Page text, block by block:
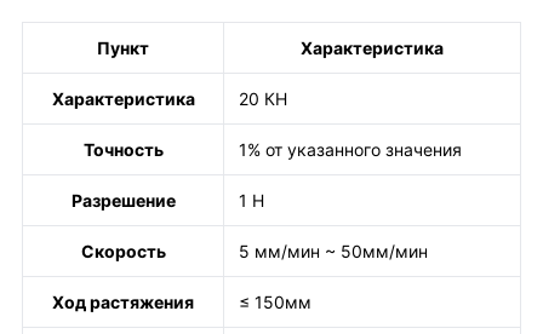
Пункт Характеристика
Характеристика 20 КН
Точность 1% от указанного значения
Разрешение 1 Н
Скорость 5 мм/мин ~ 50мм/мин
Ход растяжения ≤ 150мм